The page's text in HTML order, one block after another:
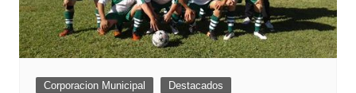
Corporacion Municipal Destacados